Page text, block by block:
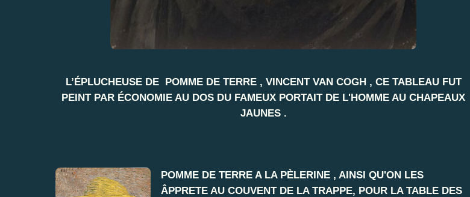
L’ÉPLUCHEUSE DE POMME DE TERRE , VINCENT VAN COGH , CE TABLEAU FUT
PEINT PAR ÉCONOMIE AU DOS DU FAMEUX PORTAIT DE L'HOMME AU CHAPEAUX
JAUNES .
POMME DE TERRE A LA PÈLERINE , AINSI QU'ON LES
ÂPPRETE AU COUVENT DE LA TRAPPE, POUR LA TABLE DES